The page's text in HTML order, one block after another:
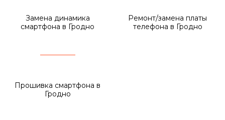
Замена динамика
смартфона в Гродно
Ремонт/замена платы
телефона в Гродно
Прошивка смартфона в
Гродно